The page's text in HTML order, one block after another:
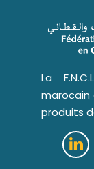
La
produits